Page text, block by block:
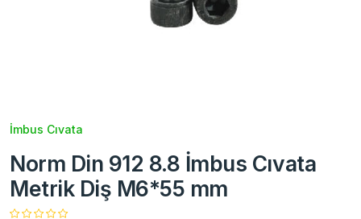
İmbus Cıvata
Norm Din 912 8.8 İmbus Cıvata
Metrik Diş M6*55 mm